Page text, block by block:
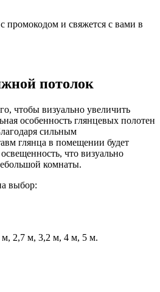
промокодом и свяжется с вами в
потолок
чтобы визуально увеличить
особенность глянцевых полотен
сильным
глянца в помещении будет
что визуально
комнаты.
выбор:
2,7 м, 3,2 м, 4 м, 5 м.